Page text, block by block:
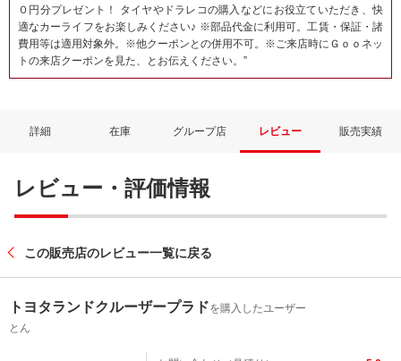
０円分プレゼント！ タイヤやドラレコの購入などにお役立ていただき、快
適なカーライフをお楽しみください♪ ※部品代金に利用可。工賃・保証・諸
費用等は適用対象外。※他クーポンとの併用不可。※ご来店時にＧｏｏネッ
トの来店クーポンを見た、とお伝えください。”
詳細 在庫 グループ店 レビュー 販売実績
レビュー・評価情報
この販売店のレビュー一覧に戻る
トヨタランドクルーザープラドを購入したユーザー
とん